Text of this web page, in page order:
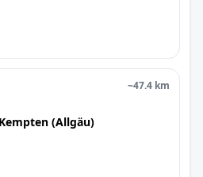
~47.4 km
(Allgäu)